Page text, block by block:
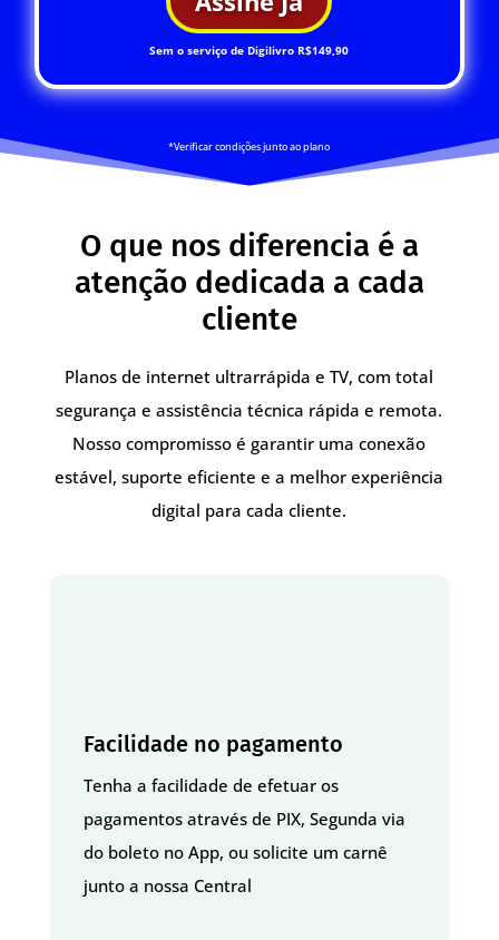
Sem o serviço de Digilivro R$149,90
*Verificar condições junto ao plano
O que nos diferencia é a
atenção dedicada a cada
cliente
Planos de internet ultrarrápida e TV, com total
segurança e assistência técnica rápida e remota.
Nosso compromisso é garantir uma conexão
estável, suporte eficiente e a melhor experiência
digital para cada cliente.
Facilidade no pagamento
Tenha a facilidade de efetuar os
pagamentos através de PIX, Segunda via
do boleto no App, ou solicite um carnê
junto a nossa Central